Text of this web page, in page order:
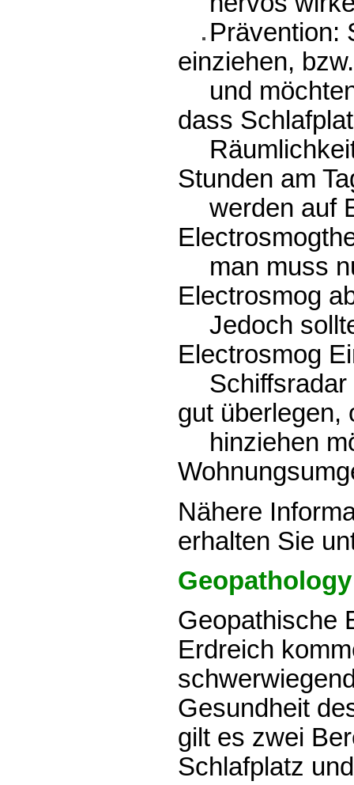
Prävention:
einziehen,
und
dass
Stunden am
werden auf
man muss
Electrosmog
Jedoch
Electrosmog
gut überlegen,
hinziehen
Nähere
erhalten Sie
Geopathology
Geopathische
Erdreich
Gesundheit
gilt es zwei
Schlafplatz